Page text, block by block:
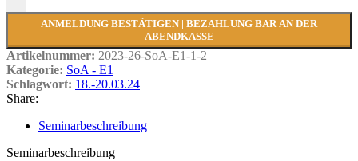
ANMELDUNG BESTÄTIGEN | BEZAHLUNG BAR AN DER
ABENDKASSE
Artikelnummer: 2023-26-SoA-E1-1-2
Kategorie: SoA - E1
Schlagwort: 18.-20.03.24
Share:
Seminarbeschreibung
Seminarbeschreibung